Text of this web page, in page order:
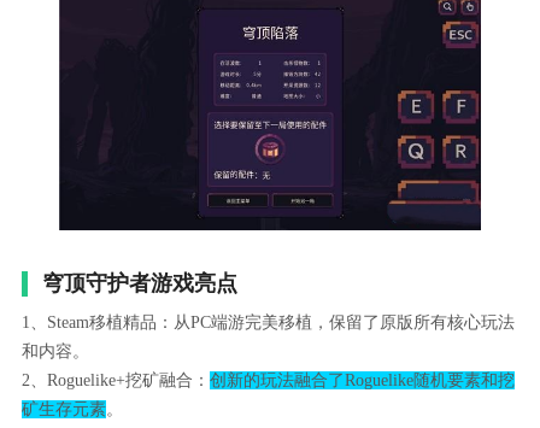
穹顶守护者游戏亮点
1、Steam移植精品：从PC端游完美移植，保留了原版所有核心玩法
和内容。
2、Roguelike+挖矿融合： 创新的玩法融合了Roguelike随机要素和挖
矿生存元素。